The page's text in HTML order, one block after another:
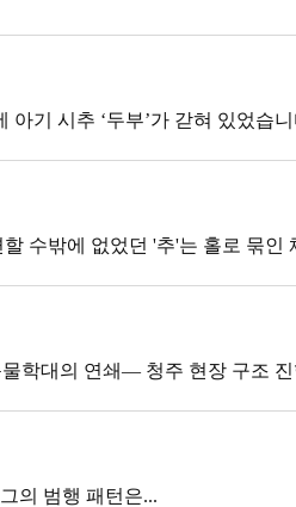
아기 시추 ‘두부’가 갇혀 있었습
수밖에 없었던 '추'는 홀로 묶
학대의 연쇄— 청주 현장 구조
의 범행 패턴은...